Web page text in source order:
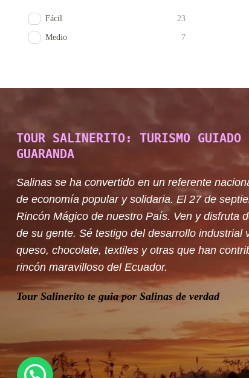
Fácil 23
Medio 7
TOUR SALINERITO: TURISMO
GUARANDA
Salinas se ha convertido en un referente
de economía popular y solidaria. El 27 de
Rincón Mágico de nuestro País. Ven y disfruta
de su gente. Sé testigo del desarrollo industrial
queso, chocolate, textiles y otras que han
rincón maravilloso del Ecuador.
Tour Salinerito te guia por Salinas de verdad